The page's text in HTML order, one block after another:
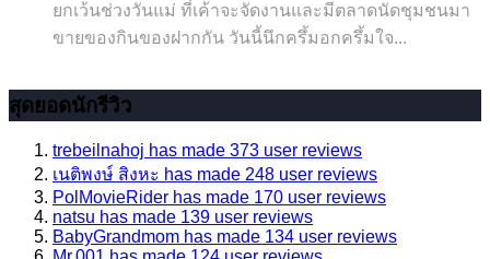
ยกเว้นช่วงวันแม่ ที่เค้าจะจัดงานและมีตลาดนัดชุมชนมา
ขายของกินของฝากกัน วันนี้นึกครึ้มอกครึ้มใจ...
สุดยอดนักรีวิว
trebeilnahoj has made 373 user reviews
เนติพงษ์ สิงหะ has made 248 user reviews
PolMovieRider has made 170 user reviews
natsu has made 139 user reviews
BabyGrandmom has made 134 user reviews